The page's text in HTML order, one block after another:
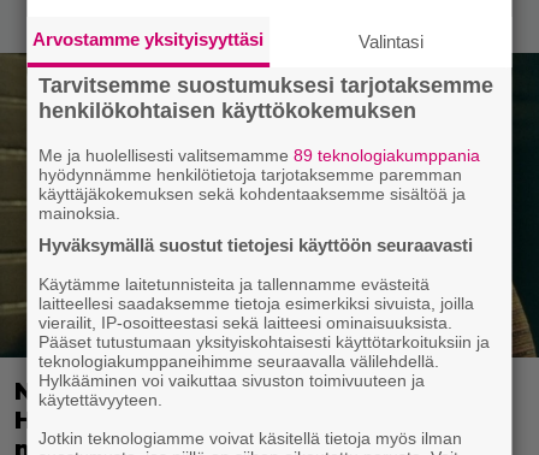
Nyt ilmaiskatselussa:
Huippunäyttelijöiden tähdittämä
mysteeri – Sam Raimin vangitseva
Arvostamme yksityisyyttäsi Valintasi
Tarvitsemme suostumuksesi tarjotaksemme
henkilökohtaisen käyttökokemuksen
Me ja huolellisesti valitsemamme89 teknologiakumppania
hyödynnämme henkilötietoja tarjotaksemme paremman
käyttäjäkokemuksen sekä kohdentaaksemme sisältöä ja
mainoksia.
Hyväksymällä suostut tietojesi käyttöön seuraavasti
Käytämme laitetunnisteita ja tallennamme evästeitä
laitteellesi saadaksemme tietoja esimerkiksi sivuista, joilla
vierailit, IP-osoitteestasi sekä laitteesi ominaisuuksista.
Pääset tutustumaan yksityiskohtaisesti käyttötarkoituksiin ja
teknologiakumppaneihimme seuraavalla välilehdellä.
Hylkääminen voi vaikuttaa sivuston toimivuuteen ja
käytettävyyteen.
Jotkin teknologiamme voivat käsitellä tietoja myös ilman